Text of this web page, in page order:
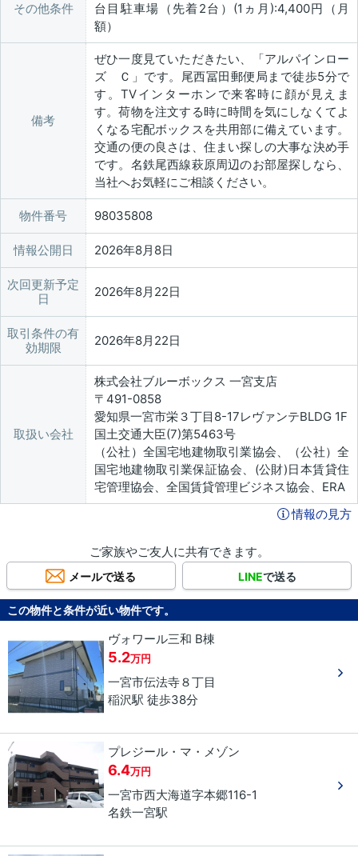
その他条件
台目駐車場（先着2台）(1ヵ月):4,400円（月
額）
備考
ぜひ一度見ていただきたい、「アルパインロー
ズ Ｃ」です。尾西冨田郵便局まで徒歩5分で
す。TVインターホンで来客時に顔が見えま
す。荷物を注文する時に時間を気にしなくてよ
くなる宅配ボックスを共用部に備えています。
交通の便の良さは、住まい探しの大事な決め手
です。名鉄尾西線萩原周辺のお部屋探しなら、
当社へお気軽にご相談ください。
物件番号 98035808
情報公開日 2026年8月8日
次回更新予定
日
2026年8月22日
取引条件の有
効期限
2026年8月22日
取扱い会社
株式会社ブルーボックス 一宮支店
〒491-0858
愛知県一宮市栄３丁目8-17レヴァンテBLDG 1F
国土交通大臣(7)第5463号
（公社）全国宅地建物取引業協会、（公社）全
国宅地建物取引業保証協会、(公財)日本賃貸住
宅管理協会、全国賃貸管理ビジネス協会、ERA
情報の見方
ご家族やご友人に共有できます。
メールで送る LINEで送る
この物件と条件が近い物件です。
ヴォワール三和 B棟
5.2万円
一宮市伝法寺８丁目
稲沢駅 徒歩38分
プレジール・マ・メゾン
6.4万円
一宮市西大海道字本郷116-1
名鉄一宮駅